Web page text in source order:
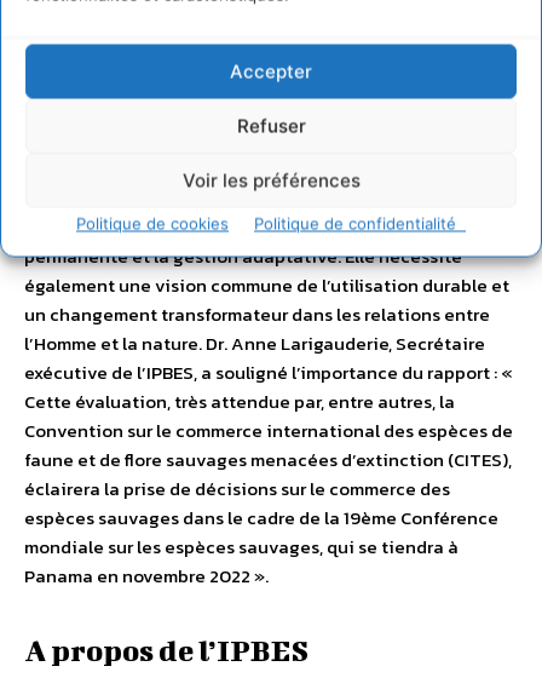
Accepter
Refuser
Voir les préférences
Politique de cookies Politique de confidentialité
des normes et des préférences culturelles, ainsi que des
institutions et des systèmes de gouvernance efficaces.
Des objectifs ambitieux, bien qu’indispensables, ne sont
pas suffisants pour conduire un changement
transformateur. Le rapport signale également que le
monde est en perpétuelle évolution et que l’utilisation
durable des espèces sauvages passe par la négociation
permanente et la gestion adaptative. Elle nécessite
également une vision commune de l’utilisation durable et
un changement transformateur dans les relations entre
l’Homme et la nature. Dr. Anne Larigauderie, Secrétaire
exécutive de l’IPBES, a souligné l’importance du rapport : «
Cette évaluation, très attendue par, entre autres, la
Convention sur le commerce international des espèces de
faune et de flore sauvages menacées d’extinction (CITES),
éclairera la prise de décisions sur le commerce des
espèces sauvages dans le cadre de la 19ème Conférence
mondiale sur les espèces sauvages, qui se tiendra à
Panama en novembre 2022 ».
A propos de l’IPBES